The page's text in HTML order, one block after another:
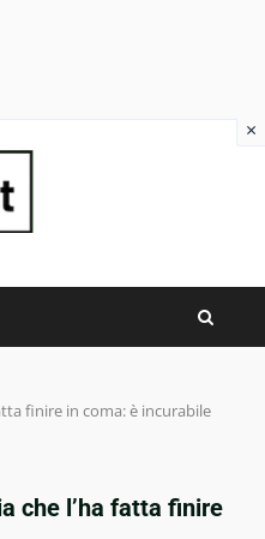
finire in coma: è incurabile
che l’ha fatta finire
×